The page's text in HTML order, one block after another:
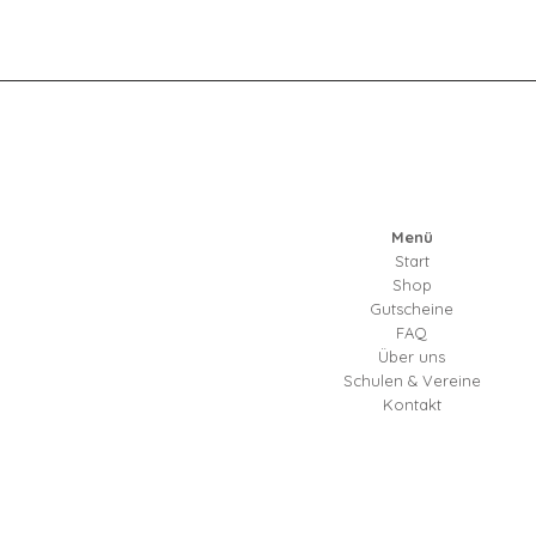
Menü
Start
Shop
Gutscheine
FAQ
Über uns
Schulen & Vereine
Kontakt